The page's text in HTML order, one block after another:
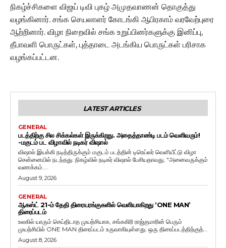
நிகழ்ச்சிகளை விஜய் டிவி புகழ் அமுதவாணன் தொகுத்து
வழங்கினார். சங்க செயலாளர் கோடங்கி ஆபிரகாம் வரவேற்புரை
ஆற்றினார். விழா நிறைவில் சங்க உறுப்பினர்களுக்கு இனிப்பு,
தீபாவளி பொருட்கள், புத்தாடை அடங்கிய பொருட்கள் பரிசாக
வழங்கப்பட்டன.
LATEST ARTICLES
GENERAL
படத்திற்கு சில சிக்கல்கள் இருக்கிறது. அதைத்தாண்டி படம் வெளிவரும்!
-மகுடம் பட விழாவில் நடிகர் விஷால்
விஷால் இயக்கி நடித்திருக்கும் மகுடம் படத்தின் டிரெய்லர் வெளியீட்டு விழா
சென்னையில் நடந்தது. நிகழ்வில் நடிகர் விஷால் பேசியதாவது, "அனைவருக்கும்
வணக்கம்....
August 9, 2026
GENERAL
ஆகஸ்ட் 21-ம் தேதி திரையரங்குகளில் வெளியாகிறது ‘ONE MAN’
திரைப்படம்
உலகில் யாரும் செய்திடாத முயற்சியாக, சங்ககிரி ராஜ்குமாரின் பெரும்
முயற்சியில் ONE MAN திரைப்படம் உருவாகியுள்ளது. ஒரு திரைப்படத்திற்குத்...
August 8, 2026